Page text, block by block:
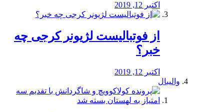
اکتبر 12, 2019
از فوتبالیست لژیونر کرجی چه
خبر؟
اکتبر 12, 2019
والیبال